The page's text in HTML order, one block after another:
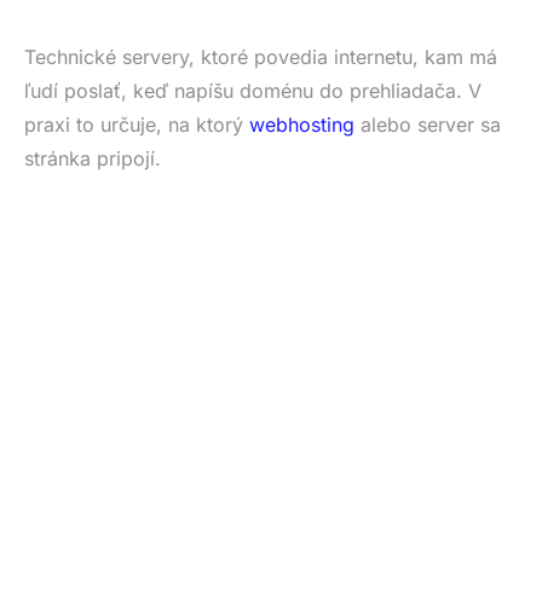
Technické servery, ktoré povedia internetu, kam má
ľudí poslať, keď napíšu doménu do prehliadača. V
praxi to určuje, na ktorý webhosting alebo server sa
stránka pripojí.